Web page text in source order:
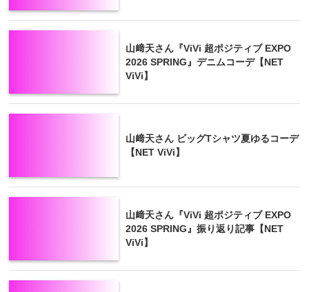
山﨑天さん『ViVi 超ポジティブ EXPO
2026 SPRING』デニムコーデ【NET
ViVi】
山﨑天さん ビッグTシャツ夏ゆるコーデ
【NET ViVi】
山﨑天さん『ViVi 超ポジティブ EXPO
2026 SPRING』振り返り記事【NET
ViVi】